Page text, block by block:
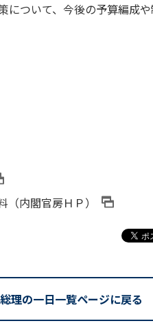
ついて、今後の予算編成
内閣官房ＨＰ）
総理の一日一覧ページに戻る